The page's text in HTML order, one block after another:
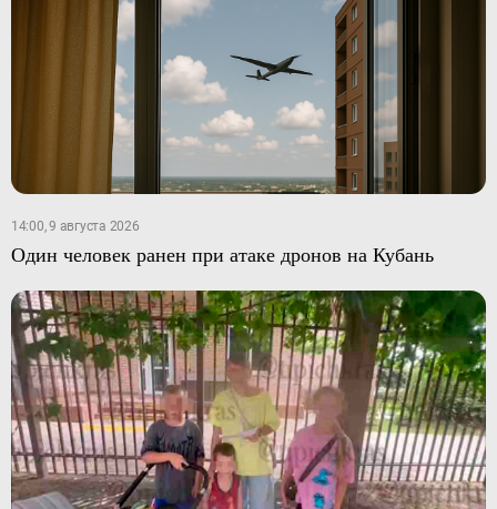
14:00, 9 августа 2026
Один человек ранен при атаке дронов на Кубань